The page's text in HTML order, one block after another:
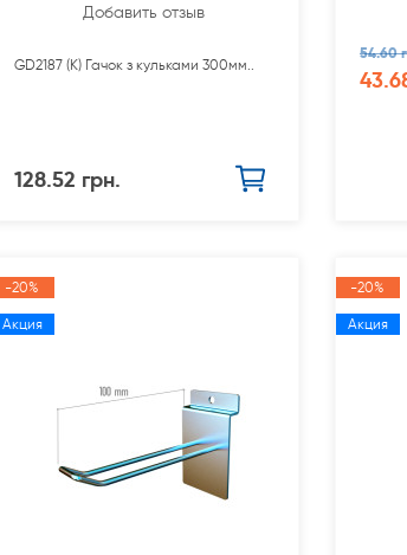
Добавить отзыв
GD2187 (К) Гачок з кульками 300мм..
128.52 грн.
54.60
-20%
Акция
-20%
Акция